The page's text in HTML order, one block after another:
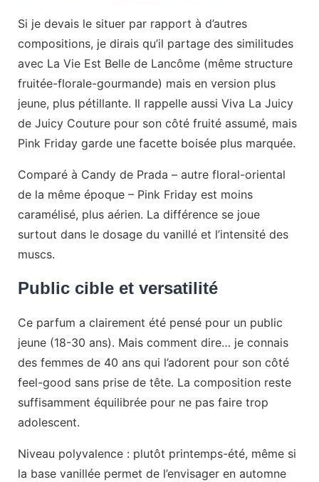
Si je devais le situer par rapport à d’autres
compositions, je dirais qu’il partage des similitudes
avec La Vie Est Belle de Lancôme (même structure
fruitée-florale-gourmande) mais en version plus
jeune, plus pétillante. Il rappelle aussi Viva La Juicy
de Juicy Couture pour son côté fruité assumé, mais
Pink Friday garde une facette boisée plus marquée.
Comparé à Candy de Prada – autre floral-oriental
de la même époque – Pink Friday est moins
caramélisé, plus aérien. La différence se joue
surtout dans le dosage du vanillé et l’intensité des
muscs.
Public cible et versatilité
Ce parfum a clairement été pensé pour un public
jeune (18-30 ans). Mais comment dire… je connais
des femmes de 40 ans qui l’adorent pour son côté
feel-good sans prise de tête. La composition reste
suffisamment équilibrée pour ne pas faire trop
adolescent.
Niveau polyvalence : plutôt printemps-été, même si
la base vanillée permet de l’envisager en automne